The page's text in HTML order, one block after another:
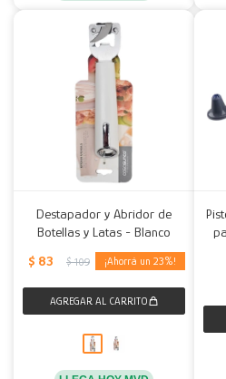
Destapador y Abridor de
Botellas y Latas - Blanco
$ 83 $ 109 23